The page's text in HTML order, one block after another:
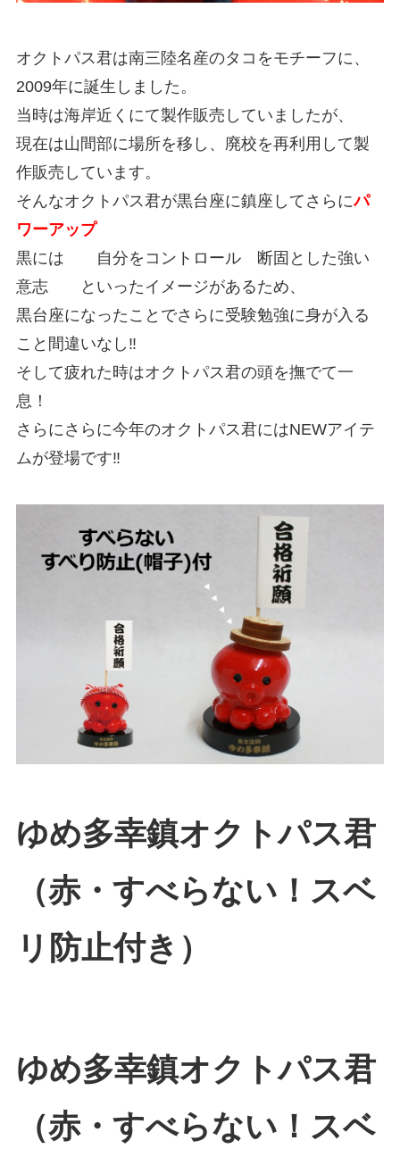
オクトパス君は南三陸名産のタコをモチーフに、
2009年に誕生しました。
当時は海岸近くにて製作販売していましたが、
現在は山間部に場所を移し、廃校を再利用して製
作販売しています。
そんなオクトパス君が黒台座に鎮座してさらにパ
ワーアップ
黒には 自分をコントロール 断固とした強い
意志 といったイメージがあるため、
黒台座になったことでさらに受験勉強に身が入る
こと間違いなし‼
そして疲れた時はオクトパス君の頭を撫でて一
息！
さらにさらに今年のオクトパス君にはNEWアイテ
ムが登場です‼
ゆめ多幸鎮オクトパス君
（赤・すべらない！スベ
リ防止付き）
ゆめ多幸鎮オクトパス君
（赤・すべらない！スベ